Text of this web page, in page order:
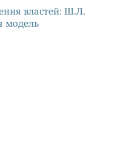
властей: Ш.Л.
модель